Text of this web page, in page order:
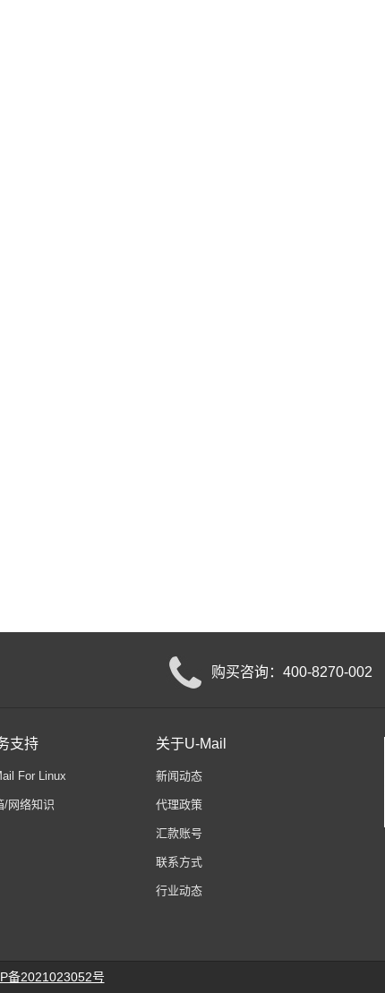
购买咨询：400-8270-002
支持
For Linux
/网络知识
关于U-Mail
新闻动态
代理政策
汇款账号
联系方式
行业动态
备2021023052号